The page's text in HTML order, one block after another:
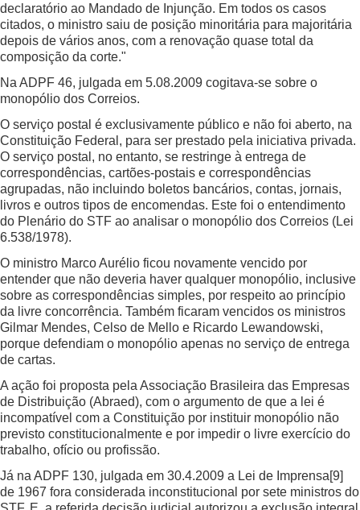
declaratório ao Mandado de Injunção. Em todos os casos
citados, o ministro saiu de posição minoritária para majoritária
depois de vários anos, com a renovação quase total da
composição da corte."
Na ADPF 46, julgada em 5.08.2009 cogitava-se sobre o
monopólio dos Correios.
O serviço postal é exclusivamente público e não foi aberto, na
Constituição Federal, para ser prestado pela iniciativa privada.
O serviço postal, no entanto, se restringe à entrega de
correspondências, cartões-postais e correspondências
agrupadas, não incluindo boletos bancários, contas, jornais,
livros e outros tipos de encomendas. Este foi o entendimento
do Plenário do STF ao analisar o monopólio dos Correios (Lei
6.538/1978).
O ministro Marco Aurélio ficou novamente vencido por
entender que não deveria haver qualquer monopólio, inclusive
sobre as correspondências simples, por respeito ao princípio
da livre concorrência. Também ficaram vencidos os ministros
Gilmar Mendes, Celso de Mello e Ricardo Lewandowski,
porque defendiam o monopólio apenas no serviço de entrega
de cartas.
A ação foi proposta pela Associação Brasileira das Empresas
de Distribuição (Abraed), com o argumento de que a lei é
incompatível com a Constituição por instituir monopólio não
previsto constitucionalmente e por impedir o livre exercício do
trabalho, ofício ou profissão.
Já na ADPF 130, julgada em 30.4.2009 a Lei de Imprensa[9]
de 1967 fora considerada inconstitucional por sete ministros do